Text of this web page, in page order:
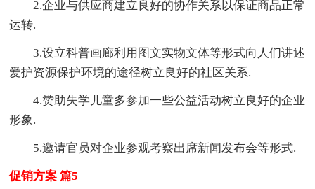
2.企业与供应商建立良好的协作关系以保证商品正常
运转.
3.设立科普画廊利用图文实物文体等形式向人们讲述
爱护资源保护环境的途径树立良好的社区关系.
4.赞助失学儿童多参加一些公益活动树立良好的企业
形象.
5.邀请官员对企业参观考察出席新闻发布会等形式.
促销方案 篇5